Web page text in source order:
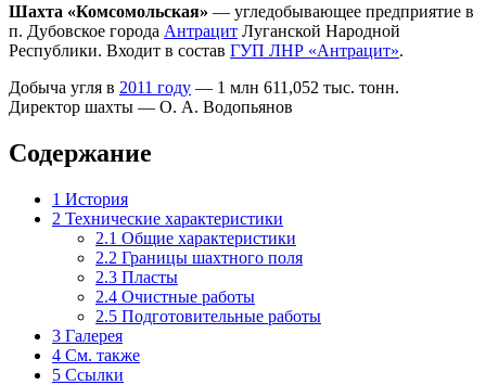
Шахта «Комсомольская» — угледобывающее предприятие в
п. Дубовское города Антрацит Луганской Народной
Республики. Входит в состав ГУП ЛНР «Антрацит».
Добыча угля в 2011 году — 1 млн 611,052 тыс. тонн.
Директор шахты — О. А. Водопьянов
Содержание
1 История
2 Технические характеристики
2.1 Общие характеристики
2.2 Границы шахтного поля
2.3 Пласты
2.4 Очистные работы
2.5 Подготовительные работы
3 Галерея
4 См. также
5 Ссылки